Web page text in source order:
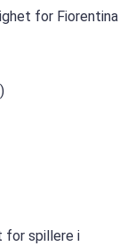
for Fiorentina
for spillere i